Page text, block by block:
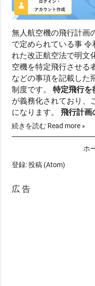
無人航空機の飛行計
で定められている事
れた改正航空法で明文
空機を特定飛行させる
などの事項を記載した
制度です。 特定飛行を
が義務化されており、
になります。 飛行計画
合、航空法第157条の
せられます。航空法（
無人航空機を飛行さ
続きを読む Read more »
ホ
登録:投稿 (Atom)
広 告